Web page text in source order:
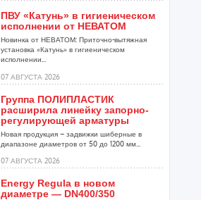
ПВУ «Катунь» в гигиеническом
исполнении от НЕВАТОМ
Новинка от НЕВАТОМ: Приточно-вытяжная
установка «Катунь» в гигиеническом
исполнении...
07 АВГУСТА 2026
Группа ПОЛИПЛАСТИК
расширила линейку запорно-
регулирующей арматуры
Новая продукция – задвижки шиберные в
диапазоне диаметров от 50 до 1200 мм...
07 АВГУСТА 2026
Energy Regula в новом
диаметре — DN400/350